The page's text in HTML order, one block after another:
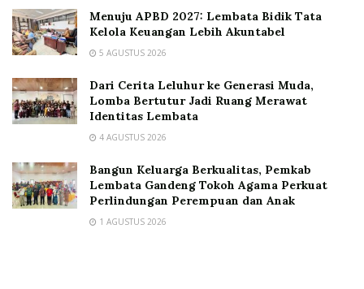
Menuju APBD 2027: Lembata Bidik Tata
Kelola Keuangan Lebih Akuntabel
5 AGUSTUS 2026
Dari Cerita Leluhur ke Generasi Muda,
Lomba Bertutur Jadi Ruang Merawat
Identitas Lembata
4 AGUSTUS 2026
Bangun Keluarga Berkualitas, Pemkab
Lembata Gandeng Tokoh Agama Perkuat
Perlindungan Perempuan dan Anak
1 AGUSTUS 2026